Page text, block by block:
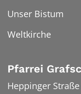
Unser Bistum
Weltkirche
Pfarrei
Heppinger